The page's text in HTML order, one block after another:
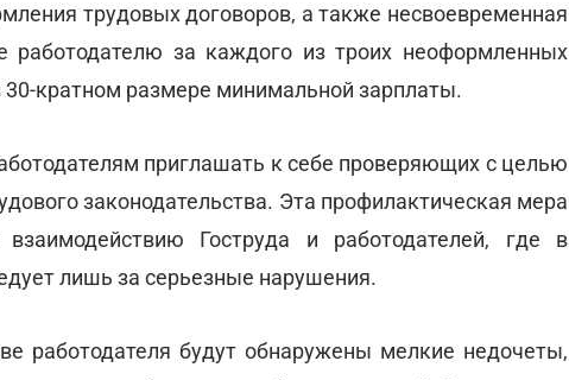
трудовых договоров, а также несвоевременная
работодателю за каждого из троих неоформленных
кратном размере минимальной зарплаты.
приглашать к себе проверяющих с целью
законодательства. Эта профилактическая мера
Гоструда и работодателей, где в
лишь за серьезные нарушения.
работодателя будут обнаружены мелкие недочеты,